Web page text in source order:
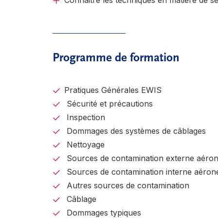
Programme de formation
Pratiques Générales EWIS
Sécurité et précautions
Inspection
Dommages des systèmes de câblages
Nettoyage
Sources de contamination externe
Sources de contamination interne
Autres sources de contamination
Câblage
Dommages typiques